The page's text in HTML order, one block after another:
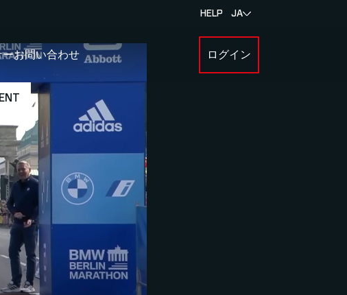
FOR ABOUT MYLAPS
ーお問い合わせ ログイン
HELP JA